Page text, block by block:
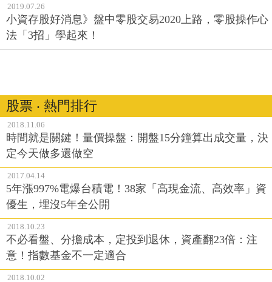
2019.07.26
小資存股好消息》盤中零股交易2020上路，零股操作心
法「3招」學起來！
股票 ‧ 熱門排行
2018.11.06
時間就是關鍵！量價操盤：開盤15分鐘算出成交量，決
定今天做多還做空
2017.04.14
5年漲997%電爆台積電！38家「高現金流、高效率」資
優生，埋沒5年全公開
2018.10.23
不必看盤、分擔成本，定投到退休，資產翻23倍：注
意！指數基金不一定適合
2018.10.02